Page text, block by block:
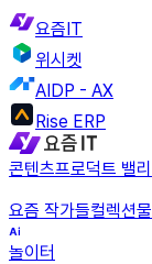
요즘IT
위시켓
AIDP - AX
Rise ERP
콘텐츠프로덕트 밸리
요즘 작가들컬렉션
놀이터